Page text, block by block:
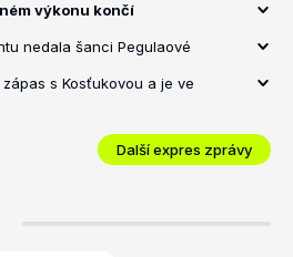
výkonu končí
nedala šanci Pegulaové
s Kosťukovou a je ve
Další expres zprávy